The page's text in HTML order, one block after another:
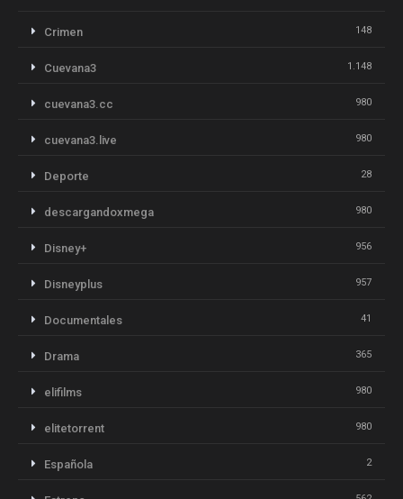
Crimen 148
Cuevana3 1.148
cuevana3.cc 980
cuevana3.live 980
Deporte 28
descargandoxmega 980
Disney+ 956
Disneyplus 957
Documentales 41
Drama 365
elifilms 980
elitetorrent 980
Española 2